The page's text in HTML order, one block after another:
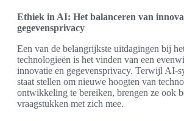
Ethiek in AI: Het balanceren van
gegevensprivacy
Een van de belangrijkste uitdagingen bij
technologieën is het vinden van een
innovatie en gegevensprivacy. Terwijl AI-
staat stellen om nieuwe hoogten van
ontwikkeling te bereiken, brengen ze ook
vraagstukken met zich mee.